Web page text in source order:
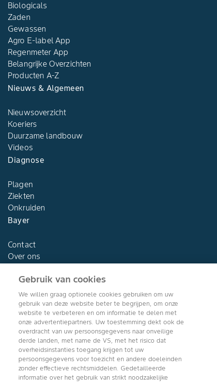
Biologicals
Zaden
Gewassen
Agro E-label App
Regenmeter App
Belangrijke Overzichten
Producten A-Z
Nieuws & Algemeen
Nieuwsoverzicht
Koeriers
Duurzame landbouw
Videos
Diagnose
Plagen
Ziekten
Onkruiden
Bayer
Contact
Over ons
Agro Bayer
Nederland
Volg ons
Gebruik van cookies
We willen graag optionele cookies gebruiken om uw
gebruik van deze website beter te begrijpen, om onze
website te verbeteren en om informatie te delen met
onze advertentiepartners. Uw toestemming dekt ook de
overdracht van uw persoonsgegevens naar onveilige
derde landen, met name de VS, met het risico dat
overheidsinstanties toegang krijgen tot uw
persoonsgegevens voor toezicht en andere doeleinden
zonder effectieve rechtsmiddelen. Gedetailleerde
informatie over het gebruik van strikt noodzakelijke